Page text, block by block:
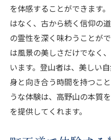
を体感することができます
はなく、古から続く信仰の
の霊性を深く味わうことが
は風景の美しさだけでなく
います。登山者は、美しい
身と向き合う時間を持つこ
うな体験は、高野山の本質
を提供してくれます。